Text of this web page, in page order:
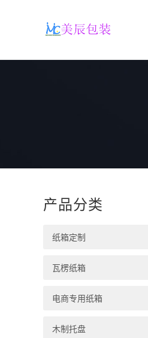
产品分类
纸箱定制
瓦楞纸箱
电商专用纸箱
木制托盘